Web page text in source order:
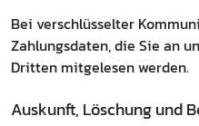
Bei verschlüsselter
Zahlungsdaten, die Sie an
Dritten mitgelesen werden.
Auskunft, Löschung und